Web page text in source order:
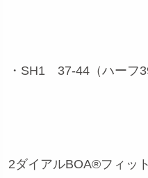
・SH1 37-44（ハーフ
2ダイアルBOA®フィッ